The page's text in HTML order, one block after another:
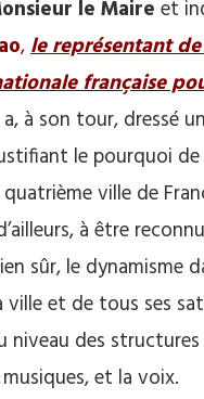
le Maire et
,le représentant
française
à son tour, dressé
le pourquoi
ville de
à être
sûr, le dynamisme
ville et de tous ses
niveau des structures
et la voix.